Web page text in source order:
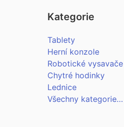
Kategorie
Tablety
Herní konzole
Robotické vysavače
Chytré hodinky
Lednice
Všechny kategorie…